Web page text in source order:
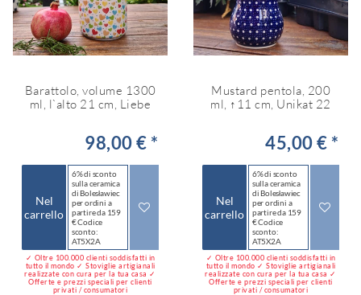
Barattolo, volume 1300
ml, l`alto 21 cm, Liebe
98,00 € *
Nel
carrello
6% di sconto
sulla ceramica
di Bolesławiec
per ordini a
partire da 159
€ Codice
sconto:
AT5X2A
✓ Oltre 100.000 clienti soddisfatti in
tutto il mondo ✓ Stoviglie artigianali
realizzate con cura per la tua casa ✓
Offerte e prezzi speciali per clienti
privati / consumatori
Mustard pentola, 200
ml, ↑11 cm, Unikat 22
45,00 € *
Nel
carrello
6% di sconto
sulla ceramica
di Bolesławiec
per ordini a
partire da 159
€ Codice
sconto:
AT5X2A
✓ Oltre 100.000 clienti soddisfatti in
tutto il mondo ✓ Stoviglie artigianali
realizzate con cura per la tua casa ✓
Offerte e prezzi speciali per clienti
privati / consumatori